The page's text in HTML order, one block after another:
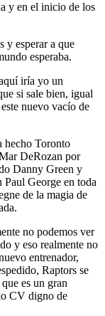
y en el inicio de los
y esperar a que
esperaba.
iría yo un
si sale bien, igual
nuevo vacío de
hecho Toronto
DeRozan por
Danny Green y
Paul George en toda
de la magia de
no podemos ver
y eso realmente no
entrenador,
Raptors se
es un gran
CV digno de